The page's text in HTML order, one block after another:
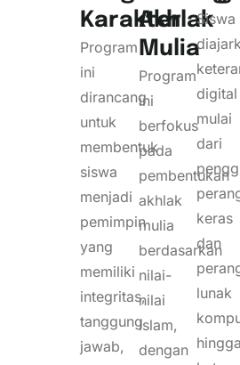
Karakter
Program
ini
dirancang
untuk
membentuk
siswa
menjadi
pemimpin
yang
memiliki
integritas,
tanggung
jawab,
Akhlak
Mulia
Program
ini
berfokus
pada
pembentukan
akhlak
mulia
berdasarkan
nilai-
nilai
Islam,
dengan
Siswa
digital
mulai
dari
keras
dan
lunak
hingga